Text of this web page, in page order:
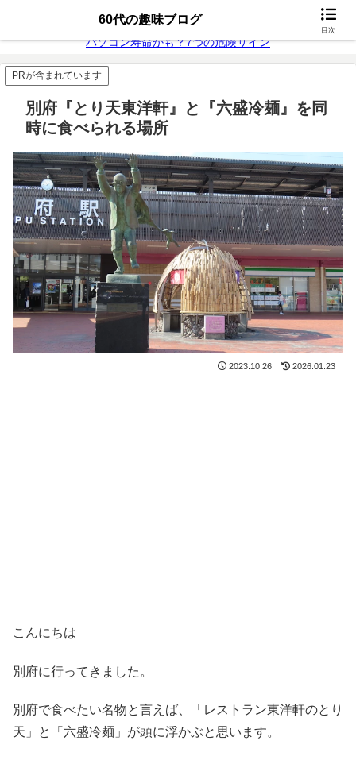
無料動画配信
パソコン寿命かも？7つの危険サイン
PRが含まれています
別府『とり天東洋軒』と『六盛冷麺』を同
時に食べられる場所
2023.10.26 2026.01.23
こんにちは
別府に行ってきました。
別府で食べたい名物と言えば、「レストラン東洋軒のとり
天」と「六盛冷麺」が頭に浮かぶと思います。
60代の趣味ブログ
目次